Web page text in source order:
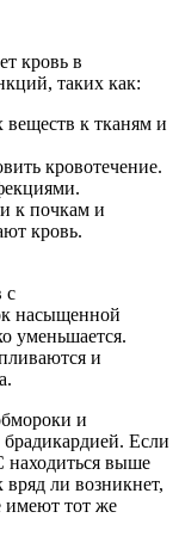
кровь в
таких как:
веществ к тканям и
кровотечение.
к почкам и
кровь.
с
насыщенной
уменьшается.
и
и
Если
находиться выше
вряд ли возникнет,
имеют тот же